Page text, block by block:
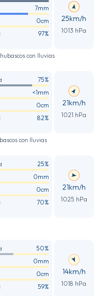
7mm
0cm
97%
25km/h
1013 hPa
con lluvias
75%
<1mm
0cm
82%
21km/h
1021 hPa
con lluvias
25%
0mm
0cm
70%
21km/h
1025 hPa
50%
0mm
0cm
59%
14km/h
1018 hPa